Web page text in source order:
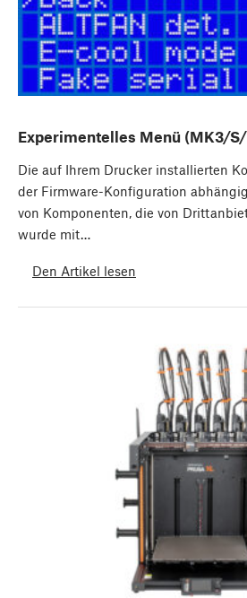
Experimentelles Menü (MK3/
Die auf Ihrem Drucker installierten
der Firmware-Konfiguration
von Komponenten, die von
wurde mit…
Den Artikel lesen